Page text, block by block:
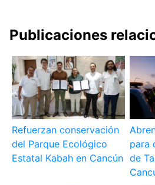
Publicaciones
Refuerzan conservación
del Parque Ecológico
Estatal Kabah en Cancún
para
de